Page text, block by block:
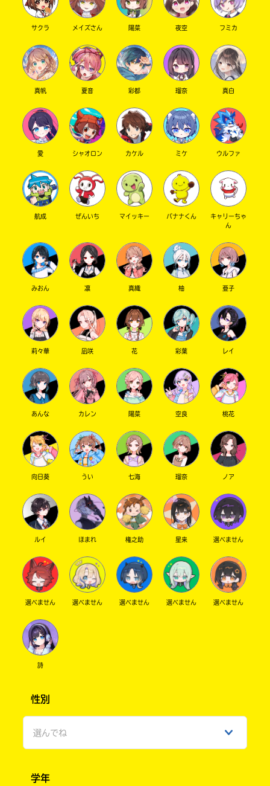
サクラ メイズさん 陽菜 夜空 フミカ
真帆 夏音 彩都 瑠奈 真白
愛 シャオロン カケル ミケ ウルファ
航成 ぜんいち マイッキー バナナくん
キャリーちゃ
ん
みおん 凛 真織 柚 亜子
莉々華 凪咲 花 彩葉 レイ
あんな カレン 陽菜 空良 桃花
向日葵 うい 七海 瑠奈 ノア
ルイ ほまれ 権之助 星来 選べません
選べません 選べません 選べません 選べません 選べません
詩
性別
選んでね
学年